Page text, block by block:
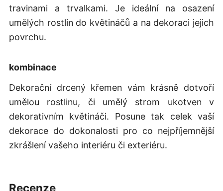
travinami a trvalkami. Je ideální na osazení
umělých rostlin do květináčů a na dekoraci jejich
povrchu.
kombinace
Dekorační drcený křemen vám krásně dotvoří
umělou rostlinu, či umělý strom ukotven v
dekorativním květináči. Posune tak celek vaší
dekorace do dokonalosti pro co nejpříjemnější
zkrášlení vašeho interiéru či exteriéru.
recenze